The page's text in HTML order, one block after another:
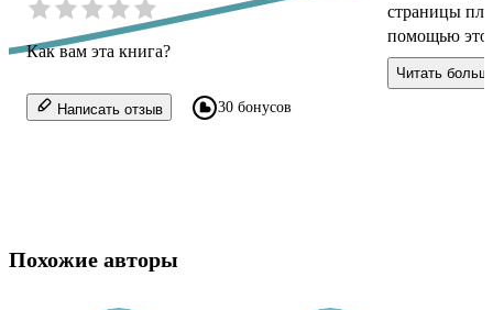
Как вам эта книга?
Написать отзыв 30 бонусов
страницы
помощью
новые слова
и рассказы...
Читать
Похожие авторы